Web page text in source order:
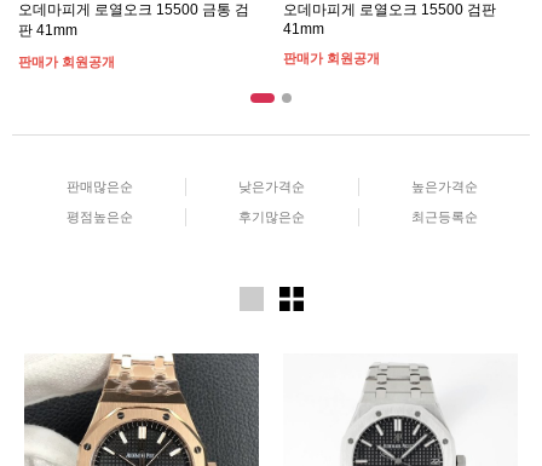
오데마피게 로열오크 15500 금통 검
판 41mm
판매가 회원공개
오데마피게 로열오크 15500 검판
41mm
판매가 회원공개
판매많은순 낮은가격순 높은가격순
평점높은순 후기많은순 최근등록순